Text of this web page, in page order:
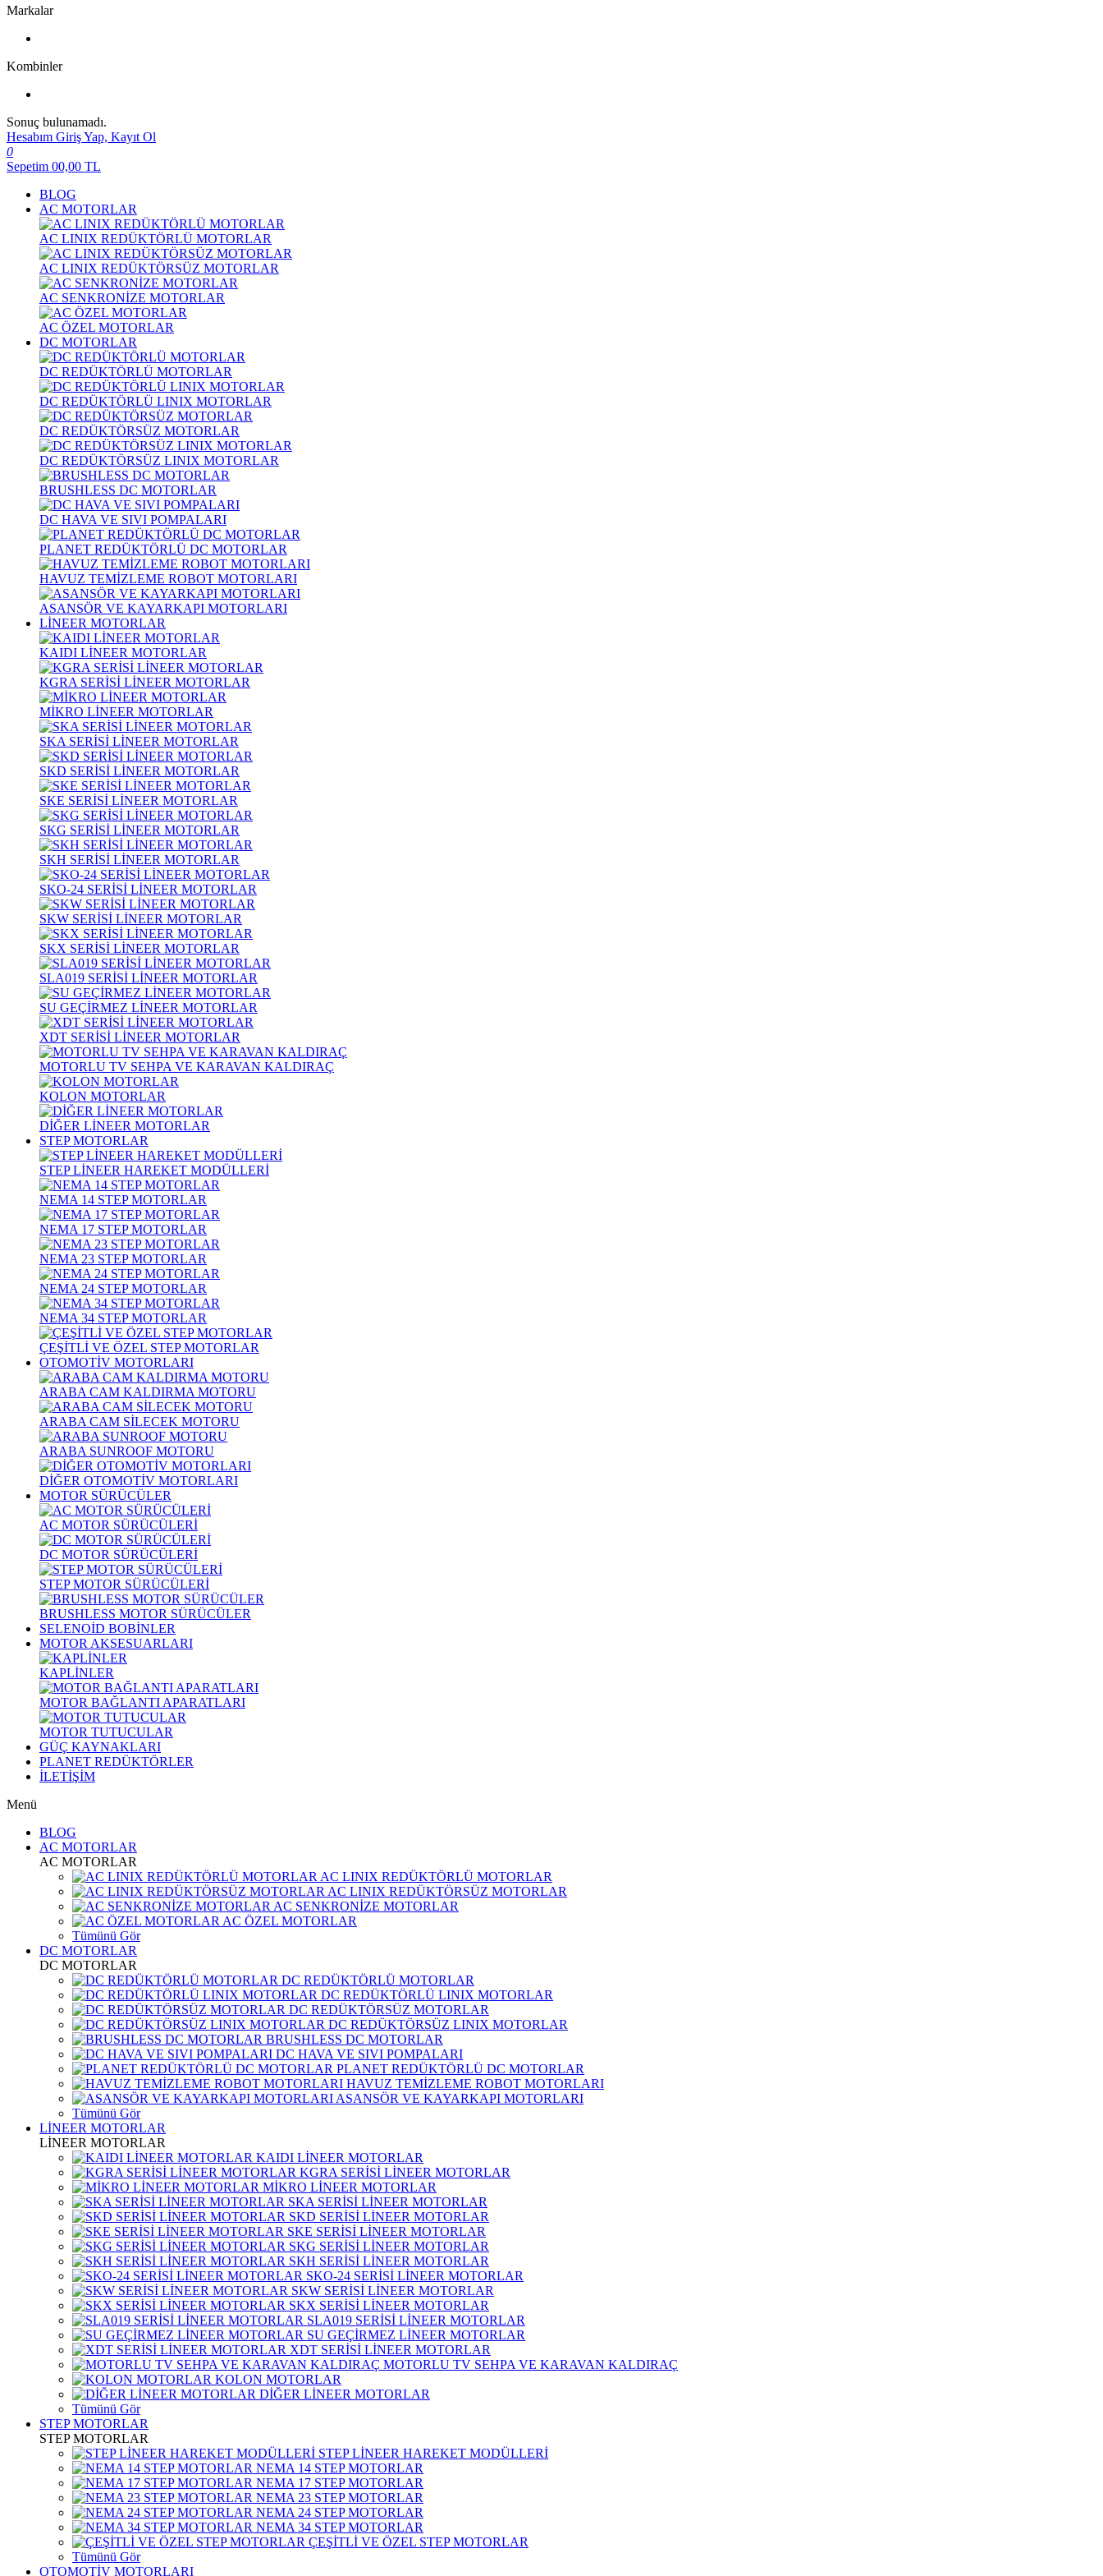
Markalar
Kombinler
Sonuç bulunamadı.
Hesabım Giriş Yap, Kayıt Ol
0
Sepetim 00,00 TL
BLOG
AC MOTORLAR
AC LINIX REDÜKTÖRLÜ MOTORLAR
AC LINIX REDÜKTÖRSÜZ MOTORLAR
AC SENKRONİZE MOTORLAR
AC ÖZEL MOTORLAR
DC MOTORLAR
DC REDÜKTÖRLÜ MOTORLAR
DC REDÜKTÖRLÜ LINIX MOTORLAR
DC REDÜKTÖRSÜZ MOTORLAR
DC REDÜKTÖRSÜZ LINIX MOTORLAR
BRUSHLESS DC MOTORLAR
DC HAVA VE SIVI POMPALARI
PLANET REDÜKTÖRLÜ DC MOTORLAR
HAVUZ TEMİZLEME ROBOT MOTORLARI
ASANSÖR VE KAYARKAPI MOTORLARI
LİNEER MOTORLAR
KAIDI LİNEER MOTORLAR
KGRA SERİSİ LİNEER MOTORLAR
MİKRO LİNEER MOTORLAR
SKA SERİSİ LİNEER MOTORLAR
SKD SERİSİ LİNEER MOTORLAR
SKE SERİSİ LİNEER MOTORLAR
SKG SERİSİ LİNEER MOTORLAR
SKH SERİSİ LİNEER MOTORLAR
SKO-24 SERİSİ LİNEER MOTORLAR
SKW SERİSİ LİNEER MOTORLAR
SKX SERİSİ LİNEER MOTORLAR
SLA019 SERİSİ LİNEER MOTORLAR
SU GEÇİRMEZ LİNEER MOTORLAR
XDT SERİSİ LİNEER MOTORLAR
MOTORLU TV SEHPA VE KARAVAN KALDIRAÇ
KOLON MOTORLAR
DİĞER LİNEER MOTORLAR
STEP MOTORLAR
STEP LİNEER HAREKET MODÜLLERİ
NEMA 14 STEP MOTORLAR
NEMA 17 STEP MOTORLAR
NEMA 23 STEP MOTORLAR
NEMA 24 STEP MOTORLAR
NEMA 34 STEP MOTORLAR
ÇEŞİTLİ VE ÖZEL STEP MOTORLAR
OTOMOTİV MOTORLARI
ARABA CAM KALDIRMA MOTORU
ARABA CAM SİLECEK MOTORU
ARABA SUNROOF MOTORU
DİĞER OTOMOTİV MOTORLARI
MOTOR SÜRÜCÜLER
AC MOTOR SÜRÜCÜLERİ
DC MOTOR SÜRÜCÜLERİ
STEP MOTOR SÜRÜCÜLERİ
BRUSHLESS MOTOR SÜRÜCÜLER
SELENOİD BOBİNLER
MOTOR AKSESUARLARI
KAPLİNLER
MOTOR BAĞLANTI APARATLARI
MOTOR TUTUCULAR
GÜÇ KAYNAKLARI
PLANET REDÜKTÖRLER
İLETİŞİM
Menü
BLOG
AC MOTORLAR
AC MOTORLAR
AC LINIX REDÜKTÖRLÜ MOTORLAR
AC LINIX REDÜKTÖRSÜZ MOTORLAR
AC SENKRONİZE MOTORLAR
AC ÖZEL MOTORLAR
Tümünü Gör
DC MOTORLAR
DC MOTORLAR
DC REDÜKTÖRLÜ MOTORLAR
DC REDÜKTÖRLÜ LINIX MOTORLAR
DC REDÜKTÖRSÜZ MOTORLAR
DC REDÜKTÖRSÜZ LINIX MOTORLAR
BRUSHLESS DC MOTORLAR
DC HAVA VE SIVI POMPALARI
PLANET REDÜKTÖRLÜ DC MOTORLAR
HAVUZ TEMİZLEME ROBOT MOTORLARI
ASANSÖR VE KAYARKAPI MOTORLARI
Tümünü Gör
LİNEER MOTORLAR
LİNEER MOTORLAR
KAIDI LİNEER MOTORLAR
KGRA SERİSİ LİNEER MOTORLAR
MİKRO LİNEER MOTORLAR
SKA SERİSİ LİNEER MOTORLAR
SKD SERİSİ LİNEER MOTORLAR
SKE SERİSİ LİNEER MOTORLAR
SKG SERİSİ LİNEER MOTORLAR
SKH SERİSİ LİNEER MOTORLAR
SKO-24 SERİSİ LİNEER MOTORLAR
SKW SERİSİ LİNEER MOTORLAR
SKX SERİSİ LİNEER MOTORLAR
SLA019 SERİSİ LİNEER MOTORLAR
SU GEÇİRMEZ LİNEER MOTORLAR
XDT SERİSİ LİNEER MOTORLAR
MOTORLU TV SEHPA VE KARAVAN KALDIRAÇ
KOLON MOTORLAR
DİĞER LİNEER MOTORLAR
Tümünü Gör
STEP MOTORLAR
STEP MOTORLAR
STEP LİNEER HAREKET MODÜLLERİ
NEMA 14 STEP MOTORLAR
NEMA 17 STEP MOTORLAR
NEMA 23 STEP MOTORLAR
NEMA 24 STEP MOTORLAR
NEMA 34 STEP MOTORLAR
ÇEŞİTLİ VE ÖZEL STEP MOTORLAR
Tümünü Gör
OTOMOTİV MOTORLARI